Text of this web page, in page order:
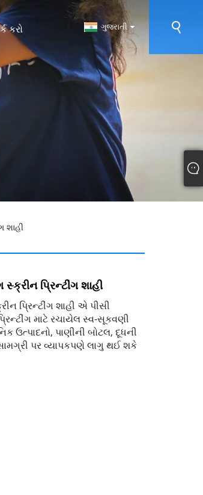
કરો ગુજરાતી
શાહી
પ્રિન્ટીંગ શાહી
પ્રિન્ટીંગ શાહી એ પીસી
માટે રચાયેલ સ્વ-સૂકવણી
ઉત્પાદનો, પાણીની બોટલ, દૂધની
પર વ્યાપકપણે લાગુ થઈ શકે